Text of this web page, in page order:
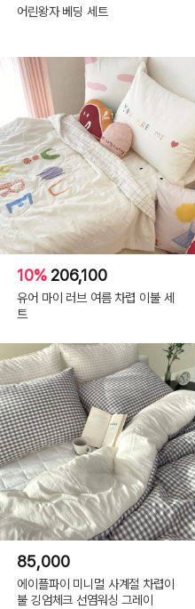
어린왕자 베딩 세트
10% 206,100
유어 마이 러브 여름 차렵 이불 세
트
85,000
에이플파이 미니멀 사계절 차렵이
불 깅엄체크 선염워싱 그레이